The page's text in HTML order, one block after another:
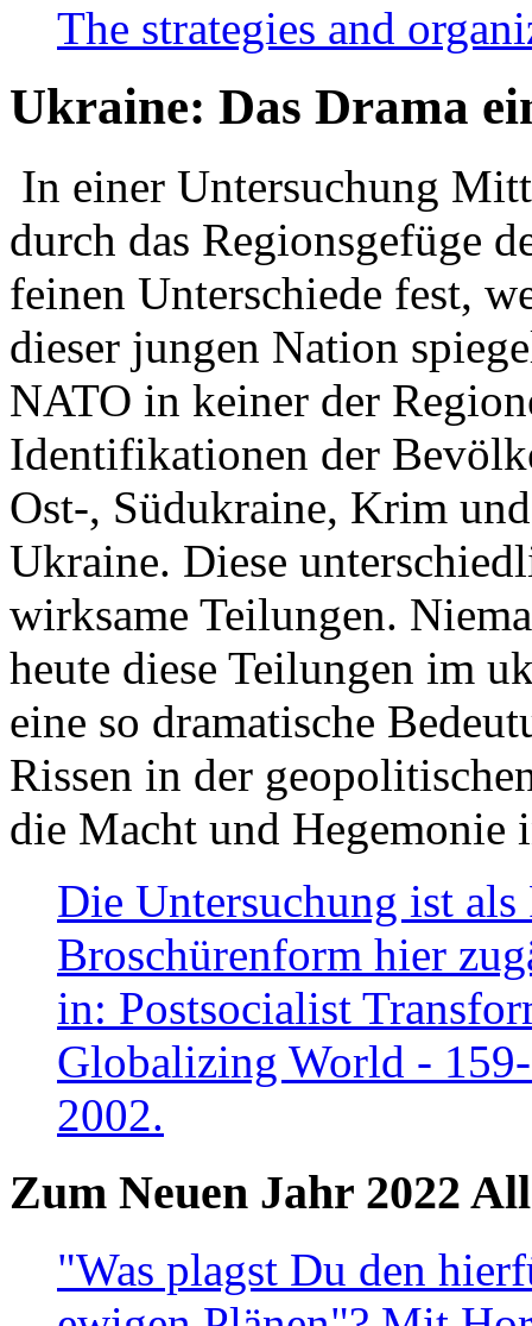
The strategies and
Ukraine: Das Drama
In einer Untersuchung
durch das Regionsgefüge
feinen Unterschiede fest,
dieser jungen Nation
NATO in keiner der
Identifikationen der
Ost-, Südukraine, Krim
Ukraine. Diese
wirksame Teilungen.
heute diese Teilungen im
eine so dramatische
Rissen in der
die Macht und Hegemonie
Die Untersuchung ist
Broschürenform hier
in: Postsocialist
Globalizing World -
2002.
Zum Neuen Jahr 2022
"Was plagst Du den